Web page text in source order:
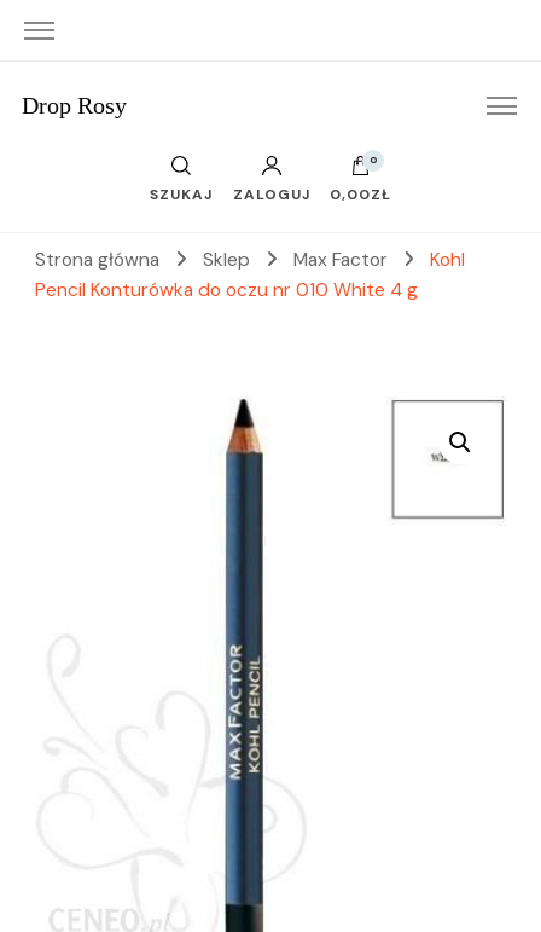
Drop Rosy
SZUKAJ ZALOGUJ
0
0,00ZŁ
Strona główna Sklep Max Factor
Kohl
Pencil Konturówka do oczu nr 010 White 4 g